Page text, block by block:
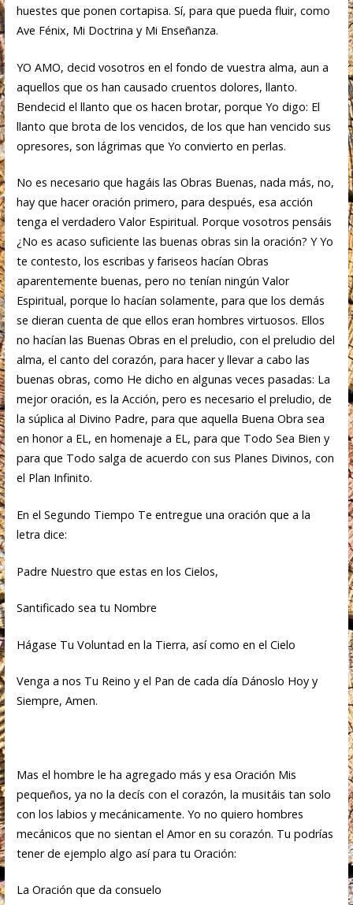
huestes que ponen cortapisa. Sí, para que pueda fluir, como
Ave Fénix, Mi Doctrina y Mi Enseñanza.
YO AMO, decid vosotros en el fondo de vuestra alma, aun a
aquellos que os han causado cruentos dolores, llanto.
Bendecid el llanto que os hacen brotar, porque Yo digo: El
llanto que brota de los vencidos, de los que han vencido sus
opresores, son lágrimas que Yo convierto en perlas.
No es necesario que hagáis las Obras Buenas, nada más, no,
hay que hacer oración primero, para después, esa acción
tenga el verdadero Valor Espiritual. Porque vosotros pensáis
¿No es acaso suficiente las buenas obras sin la oración? Y Yo
te contesto, los escribas y fariseos hacían Obras
aparentemente buenas, pero no tenían ningún Valor
Espiritual, porque lo hacían solamente, para que los demás
se dieran cuenta de que ellos eran hombres virtuosos. Ellos
no hacían las Buenas Obras en el preludio, con el preludio del
alma, el canto del corazón, para hacer y llevar a cabo las
buenas obras, como He dicho en algunas veces pasadas: La
mejor oración, es la Acción, pero es necesario el preludio, de
la súplica al Divino Padre, para que aquella Buena Obra sea
en honor a EL, en homenaje a EL, para que Todo Sea Bien y
para que Todo salga de acuerdo con sus Planes Divinos, con
el Plan Infinito.
En el Segundo Tiempo Te entregue una oración que a la
letra dice:
Padre Nuestro que estas en los Cielos,
Santificado sea tu Nombre
Hágase Tu Voluntad en la Tierra, así como en el Cielo
Venga a nos Tu Reino y el Pan de cada día Dánoslo Hoy y
Siempre, Amen.
Mas el hombre le ha agregado más y esa Oración Mis
pequeños, ya no la decís con el corazón, la musitáis tan solo
con los labios y mecánicamente. Yo no quiero hombres
mecánicos que no sientan el Amor en su corazón. Tu podrías
tener de ejemplo algo así para tu Oración:
La Oración que da consuelo